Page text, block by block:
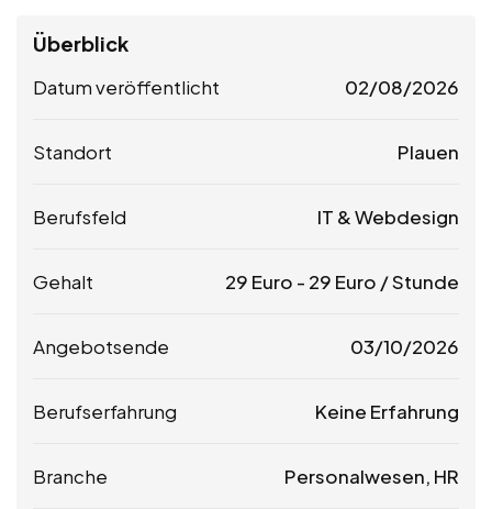
Überblick
Datum veröffentlicht 02/08/2026
Standort Plauen
Berufsfeld IT & Webdesign
Gehalt 29 Euro - 29 Euro / Stunde
Angebotsende 03/10/2026
Berufserfahrung Keine Erfahrung
Branche Personalwesen, HR